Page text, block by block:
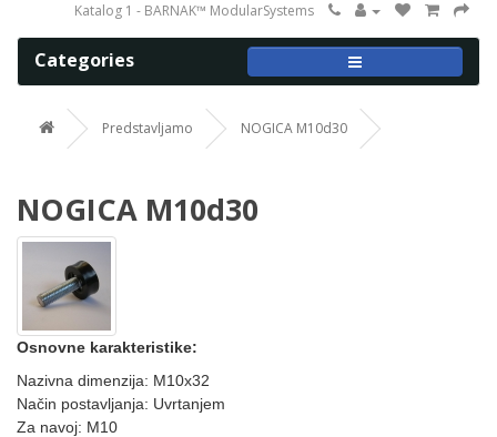
Katalog 1 - BARNAK™ ModularSystems
Categories
Predstavljamo NOGICA M10d30
NOGICA M10d30
Osnovne karakteristike:
Nazivna dimenzija: M10x32
Način postavljanja: Uvrtanjem
Za navoj: M10